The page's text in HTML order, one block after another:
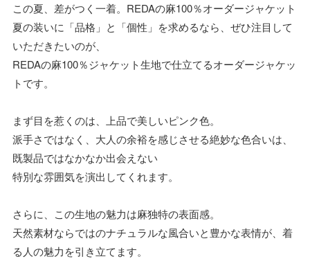
この夏、差がつく一着。REDAの麻100％オーダージャケット
夏の装いに「品格」と「個性」を求めるなら、ぜひ注目して
いただきたいのが、
REDAの麻100％ジャケット生地で仕立てるオーダージャケッ
トです。
まず目を惹くのは、上品で美しいピンク色。
派手さではなく、大人の余裕を感じさせる絶妙な色合いは、
既製品ではなかなか出会えない
特別な雰囲気を演出してくれます。
さらに、この生地の魅力は麻独特の表面感。
天然素材ならではのナチュラルな風合いと豊かな表情が、着
る人の魅力を引き立てます。